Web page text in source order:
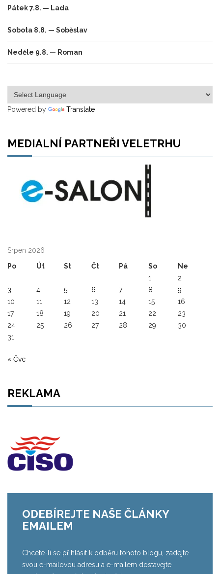
Pátek 7.8. — Lada
Sobota 8.8. — Soběslav
Neděle 9.8. — Roman
Powered by Translate
MEDIALNÍ PARTNEŘI VELETRHU
Srpen 2026
Po
Út St Čt Pá So
Ne
1
2
3
4 5 6 7 8
9
10
11 12 13 14 15
16
17
18 19 20 21 22
23
24
25 26 27 28 29
30
31
« Čvc
REKLAMA
ODEBÍREJTE NAŠE ČLÁNKY
EMAILEM
Chcete-li se přihlásit k odběru tohoto blogu, zadejte
svou e-mailovou adresu a e-mailem dostávejte